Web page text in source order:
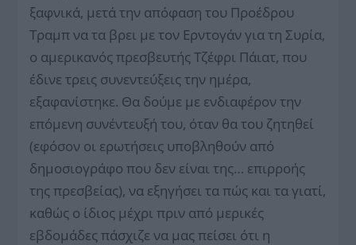
ξαφνικά, μετά την απόφαση του Προέδρου
Τραμπ να τα βρει με τον Ερντογάν για τη Συρία,
ο αμερικανός πρεσβευτής Τζέφρι Πάιατ, που
έδινε τρεις συνεντεύξεις την ημέρα,
εξαφανίστηκε. Θα δούμε με ενδιαφέρον την
επόμενη συνέντευξή του, όταν θα του ζητηθεί
(εφόσον οι ερωτήσεις υποβληθούν από
δημοσιογράφο που δεν είναι της… επιρροής
της πρεσβείας), να εξηγήσει τα πώς και τα γιατί,
καθώς ο ίδιος μέχρι πριν από μερικές
εβδομάδες πάσχιζε να μας πείσει ότι η